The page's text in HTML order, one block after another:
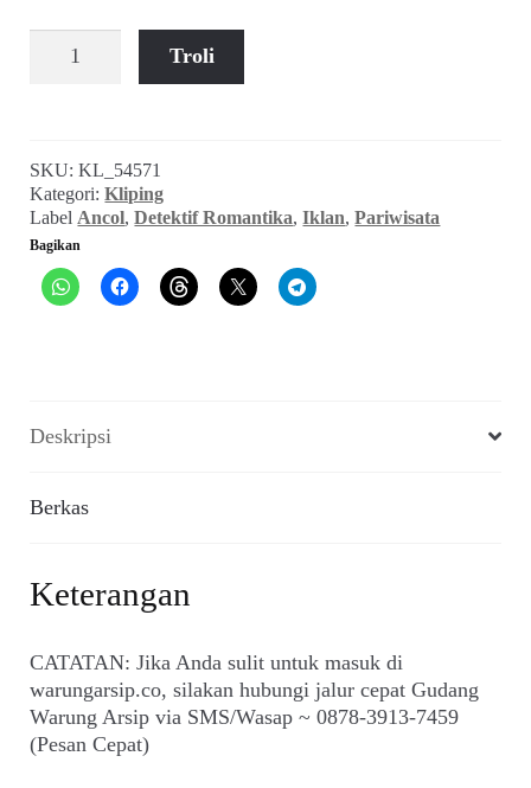
Iklan
Romantika,
Juni
2020)
Troli
SKU:KL_54571
Kategori:Kliping
LabelAncol,Detektif Romantika,Iklan,Pariwisata
Bagikan
Deskripsi
Berkas
Keterangan
CATATAN: Jika Anda sulit untuk masuk di
warungarsip.co, silakan hubungi jalur cepat Gudang
Warung Arsip via SMS/Wasap ~ 0878-3913-7459
(Pesan Cepat)